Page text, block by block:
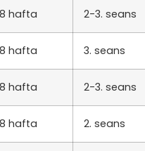
hafta 2-3. seans
hafta 3. seans
hafta 2-3. seans
hafta 2. seans